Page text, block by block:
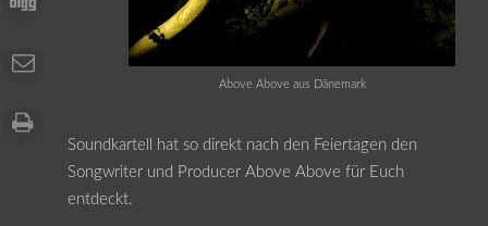
Above Above aus Dänemark
Soundkartell hat so direkt nach den Feiertagen den
Songwriter und Producer Above Above für Euch
entdeckt.